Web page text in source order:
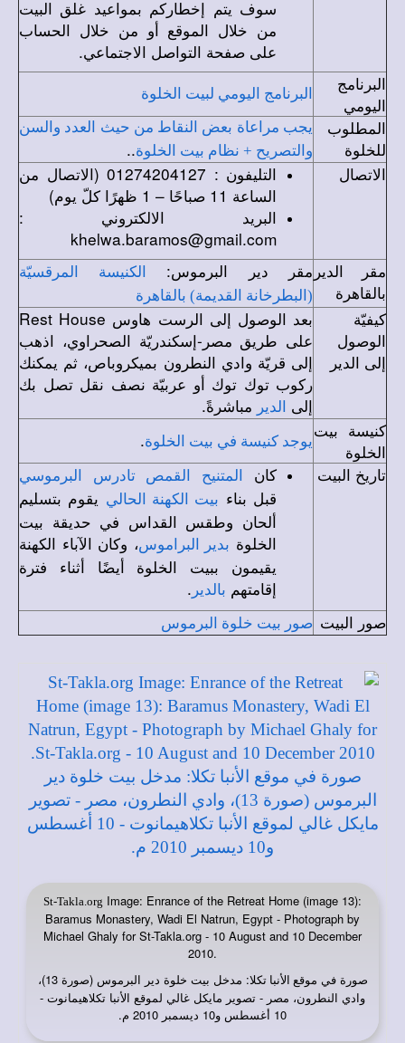
سوف يتم إخطاركم بمواعيد غلق البيت
من خلال الموقع أو من خلال الحساب
على صفحة التواصل الاجتماعي.
البرنامج
اليومي
البرنامج اليومي لبيت الخلوة
المطلوب
للخلوة
يجب مراعاة بعض النقاط من حيث العدد والسن
والتصريح + نظام بيت الخلوة..
الاتصال
التليفون : 01274204127 (الاتصال من
الساعة 11 صباحًا – 1 ظهرًا كلّ يوم)
البريد الالكتروني :
khelwa.baramos@gmail.com
مقر الدير
بالقاهرة
مقر دير البرموس:
الكنيسة المرقسيّة
(البطرخانة القديمة) بالقاهرة
كيفيّة
الوصول
إلى الدير
بعد الوصول إلى الرست هاوس Rest House
على طريق مصر-إسكندريّة الصحراوي، اذهب
إلى قريّة وادي النطرون بميكروباص، ثم يمكنك
ركوب توك توك أو عربيّة نصف نقل تصل بك
إلى
الدير مباشرةً.
كنيسة بيت
الخلوة
يوجد كنيسة في بيت الخلوة.
تاريخ البيت
كان المتنيح القمص تادرس البرموسي
قبل بناء بيت الكهنة الحالي يقوم بتسليم
ألحان وطقس القداس في حديقة بيت
الخلوة بدير البراموس، وكان الآباء الكهنة
يقيمون ببيت الخلوة أيضًا أثناء فترة
إقامتهم بالدير .
صور البيت صور بيت خلوة البرموس
St-Takla.org Image: Enrance of the Retreat Home (image 13):
Baramus Monastery, Wadi El Natrun, Egypt - Photograph by
Michael Ghaly for St-Takla.org - 10 August and 10 December
2010.
صورة في موقع الأنبا تكلا
: مدخل بيت خلوة دير البرموس (صورة 13)،
وادي النطرون، مصر - تصوير مايكل غالي لموقع الأنبا تكلاهيمانوت -
10 أغسطس و10 ديسمبر 2010 م.